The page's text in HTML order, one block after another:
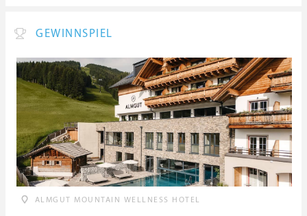
GEWINNSPIEL
ALMGUT MOUNTAIN WELLNESS HOTEL